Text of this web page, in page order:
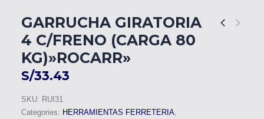
GARRUCHA GIRATORIA
4 C/FRENO (CARGA 80
KG)»ROCARR»
S/33.43
SKU: RUI31
Categories: HERRAMIENTAS FERRETERIA,